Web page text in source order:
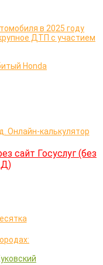
в 2025 году
ДТП с участием
Honda
сайт Госуслуг (без